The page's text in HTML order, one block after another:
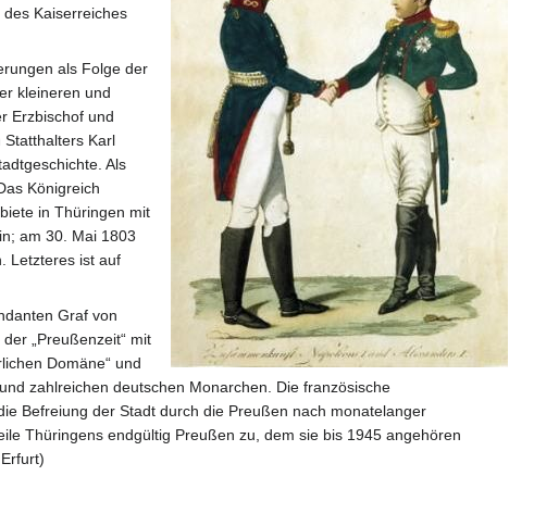
Kaiserreiches
als Folge der
kleineren und
Erzbischof und
Karl
Als
Königreich
in Thüringen mit
am 30. Mai 1803
Letzteres ist auf
Graf von
„Preußenzeit“ mit
Domäne“ und
zahlreichen deutschen Monarchen. Die französische
Befreiung der Stadt durch die Preußen nach monatelanger
Thüringens endgültig Preußen zu, dem sie bis 1945 angehören